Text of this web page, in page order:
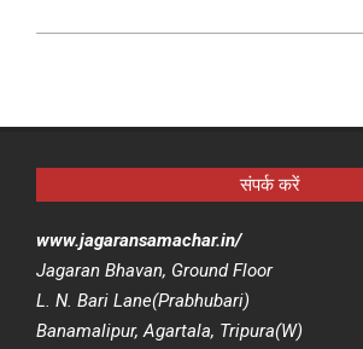
संपर्क करें
www.jagaransamachar.in/
Jagaran Bhavan, Ground Floor
L. N. Bari Lane(Prabhubari)
Banamalipur, Agartala, Tripura(W)